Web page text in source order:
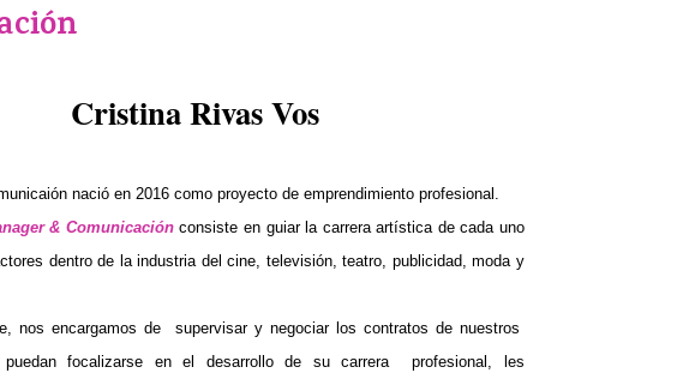
Cristina Rivas Vos
nació en 2016 como proyecto de emprendimiento profesional.
& Comunicaciónconsiste en guiar la carrera artística de cada uno
dentro de la industria del cine, televisión, teatro, publicidad, moda y
nos encargamos de supervisar y negociar los contratos de nuestros
focalizarse en el desarrollo de su carrera profesional, les